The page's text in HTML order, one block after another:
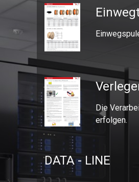
Die
erfolgen.
DATA - LINE